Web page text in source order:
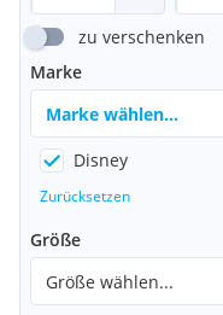
zu verschenken
Marke
Marke wählen...
Disney
Zurücksetzen
Größe
Größe wählen...